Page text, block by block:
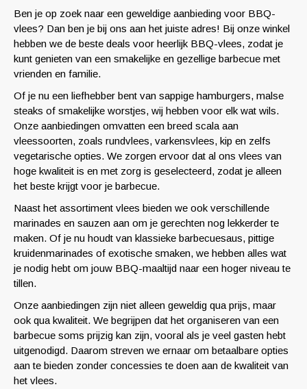
Ben je op zoek naar een geweldige aanbieding voor BBQ-
vlees? Dan ben je bij ons aan het juiste adres! Bij onze winkel
hebben we de beste deals voor heerlijk BBQ-vlees, zodat je
kunt genieten van een smakelijke en gezellige barbecue met
vrienden en familie.
Of je nu een liefhebber bent van sappige hamburgers, malse
steaks of smakelijke worstjes, wij hebben voor elk wat wils.
Onze aanbiedingen omvatten een breed scala aan
vleessoorten, zoals rundvlees, varkensvlees, kip en zelfs
vegetarische opties. We zorgen ervoor dat al ons vlees van
hoge kwaliteit is en met zorg is geselecteerd, zodat je alleen
het beste krijgt voor je barbecue.
Naast het assortiment vlees bieden we ook verschillende
marinades en sauzen aan om je gerechten nog lekkerder te
maken. Of je nu houdt van klassieke barbecuesaus, pittige
kruidenmarinades of exotische smaken, we hebben alles wat
je nodig hebt om jouw BBQ-maaltijd naar een hoger niveau te
tillen.
Onze aanbiedingen zijn niet alleen geweldig qua prijs, maar
ook qua kwaliteit. We begrijpen dat het organiseren van een
barbecue soms prijzig kan zijn, vooral als je veel gasten hebt
uitgenodigd. Daarom streven we ernaar om betaalbare opties
aan te bieden zonder concessies te doen aan de kwaliteit van
het vlees.